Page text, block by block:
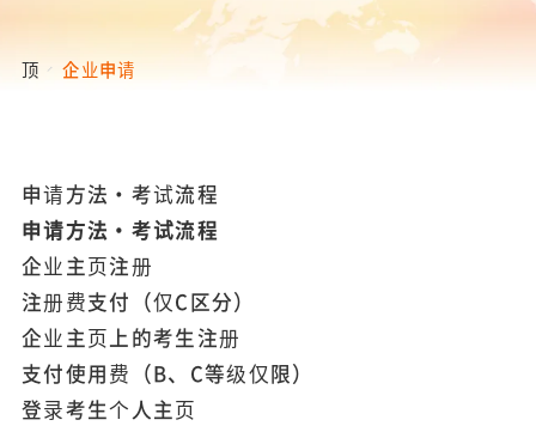
顶 企业申请
申请方法・考试流程
申请方法・考试流程
企业主页注册
注册费支付 （仅C区分）
企业主页上的考生注册
支付使用费 （B、C等级仅限）
登录考生个人主页